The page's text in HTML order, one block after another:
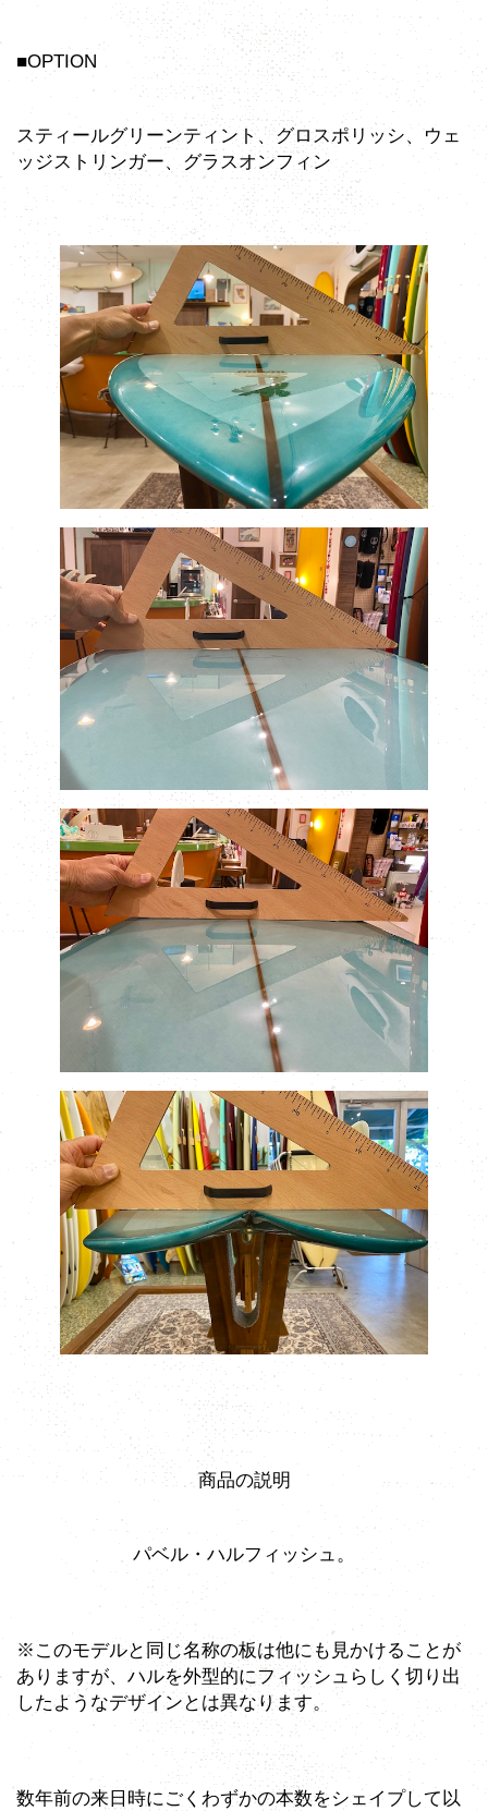
■OPTION
スティールグリーンティント、グロスポリッシ、ウェ
ッジストリンガー、グラスオンフィン
商品の説明
パベル・ハルフィッシュ。
※このモデルと同じ名称の板は他にも見かけることが
ありますが、ハルを外型的にフィッシュらしく切り出
したようなデザインとは異なります。
数年前の来日時にごくわずかの本数をシェイプして以